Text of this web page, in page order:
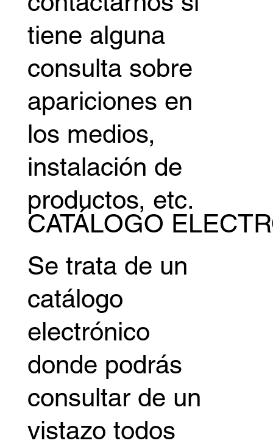
tiene alguna
consulta sobre
apariciones en
los medios,
instalación de
productos, etc.
CATÁLOGO
Se trata de un
catálogo
electrónico
donde podrás
consultar de un
vistazo todos